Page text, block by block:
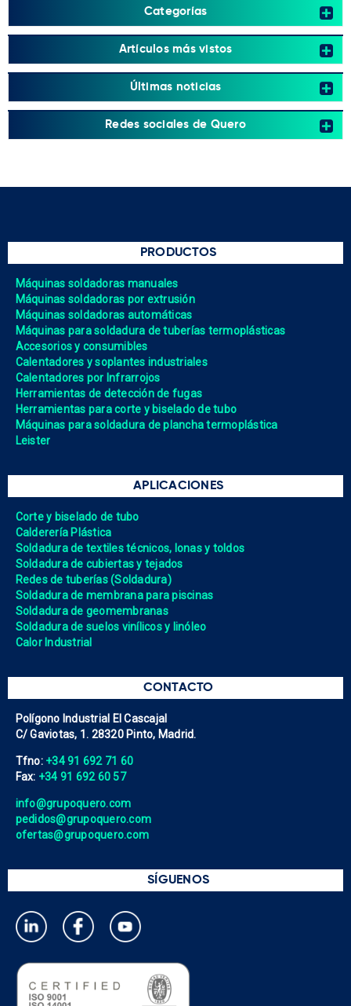
Categorías
Artículos más vistos
Últimas noticias
Redes sociales de Quero
PRODUCTOS
Máquinas soldadoras manuales
Máquinas soldadoras por extrusión
Máquinas soldadoras automáticas
Máquinas para soldadura de tuberías termoplásticas
Accesorios y consumibles
Calentadores y soplantes industriales
Calentadores por Infrarrojos
Herramientas de detección de fugas
Herramientas para corte y biselado de tubo
Máquinas para soldadura de plancha termoplástica
Leister
APLICACIONES
Corte y biselado de tubo
Calderería Plástica
Soldadura de textiles técnicos, lonas y toldos
Soldadura de cubiertas y tejados
Redes de tuberías (Soldadura)
Soldadura de membrana para piscinas
Soldadura de geomembranas
Soldadura de suelos vinílicos y linóleo
Calor Industrial
CONTACTO
Polígono Industrial El Cascajal
C/ Gaviotas, 1. 28320 Pinto, Madrid.
Tfno: +34 91 692 71 60
Fax: +34 91 692 60 57
info@grupoquero.com
pedidos@grupoquero.com
ofertas@grupoquero.com
SÍGUENOS